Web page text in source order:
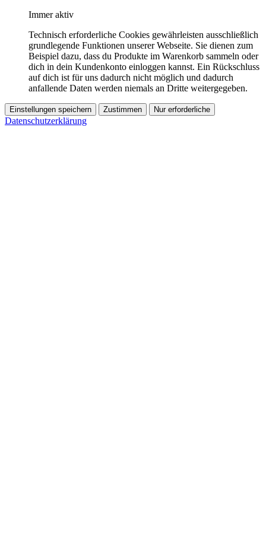
Immer aktiv
Technisch erforderliche Cookies gewährleisten ausschließlich
grundlegende Funktionen unserer Webseite. Sie dienen zum
Beispiel dazu, dass du Produkte im Warenkorb sammeln oder
dich in dein Kundenkonto einloggen kannst. Ein Rückschluss
auf dich ist für uns dadurch nicht möglich und dadurch
anfallende Daten werden niemals an Dritte weitergegeben.
Einstellungen speichern Zustimmen Nur erforderliche
Datenschutzerklärung